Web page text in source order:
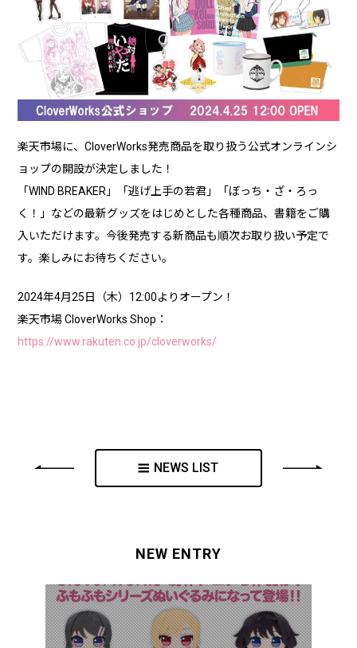
楽天市場に、CloverWorks発売商品を取り扱う公式オンラインシ
ョップの開設が決定しました！
「WIND BREAKER 」「逃げ上手の若君」「ぼっち・ざ・ろっ
く！」などの最新グッズをはじめとした各種商品、書籍をご購
入いただけます。今後発売する新商品も順次お取り扱い予定で
す。楽しみにお待ちください。
2024年4月25 日（木）12:00よりオープン！
楽天市場CloverWorks Shop ：
https://www.rakuten.co.jp/cloverworks/
NEWS LIST
NEW ENTRY